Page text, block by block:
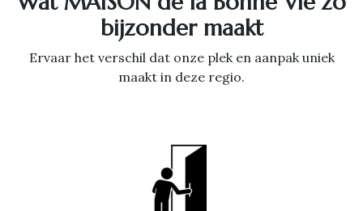
bijzonder maakt
Ervaar het verschil dat onze plek en aanpak uniek
maakt in deze regio.